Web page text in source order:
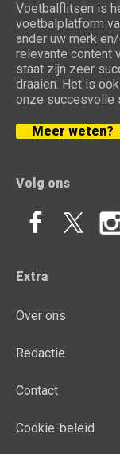
Voetbalflitsen is
voetbalplatform
ander uw merk
relevante content
staat zijn zeer
draaien. Het is
onze succesvolle
Meer weten?
Volg ons
Extra
Over ons
Redactie
Contact
Cookie-beleid